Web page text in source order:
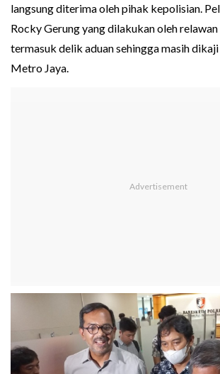
langsung diterima oleh pihak kepolisian.
Rocky Gerung yang dilakukan oleh
termasuk delik aduan sehingga masih
Metro Jaya.